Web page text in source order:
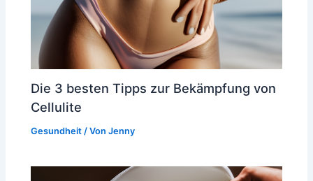
Die 3 besten Tipps zur Bekämpfung von
Cellulite
Gesundheit / VonJenny